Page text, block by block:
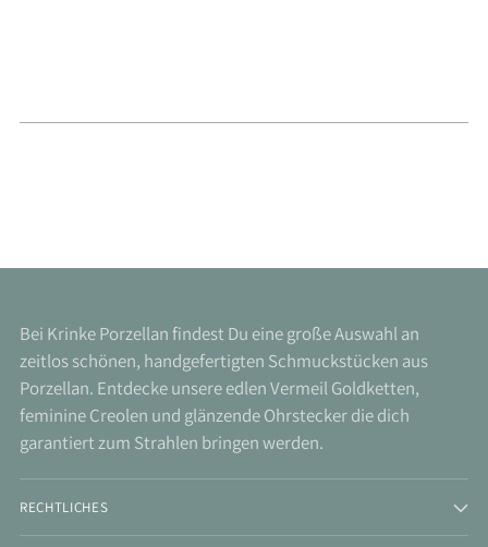
Bei Krinke Porzellan findest Du eine große Auswahl an
zeitlos schönen, handgefertigten Schmuckstücken aus
Porzellan. Entdecke unsere edlen Vermeil Goldketten,
feminine Creolen und glänzende Ohrstecker die dich
garantiert zum Strahlen bringen werden.
RECHTLICHES